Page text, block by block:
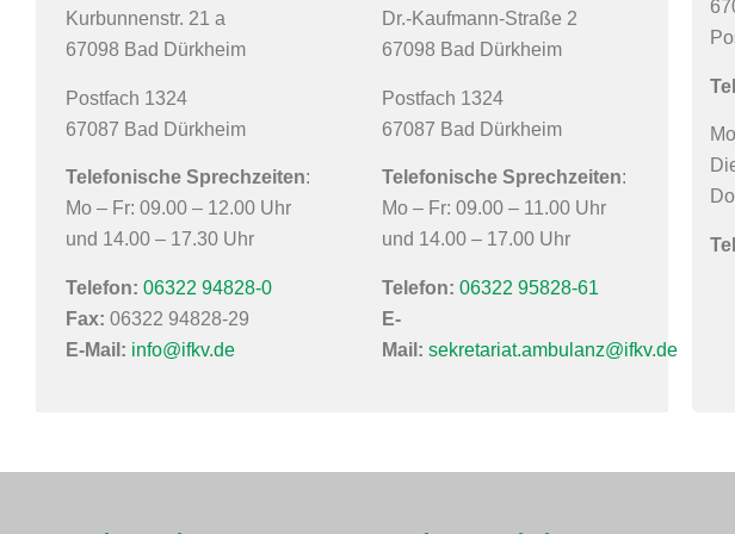
Kurbunnenstr. 21 a
67098 Bad Dürkheim
Postfach 1324
67087 Bad Dürkheim
Telefonische Sprechzeiten:
Mo – Fr: 09.00 – 12.00 Uhr
und 14.00 – 17.30 Uhr
Telefon: 06322 94828-0
Fax: 06322 94828-29
E-Mail: info@ifkv.de
Dr.-Kaufmann-Straße 2
67098 Bad Dürkheim
Postfach 1324
67087 Bad Dürkheim
Telefonische Sprechzeiten:
Mo – Fr: 09.00 – 11.00 Uhr
und 14.00 – 17.00 Uhr
Telefon: 06322 95828-61
E-
Mail: sekretariat.ambulanz@ifkv.de